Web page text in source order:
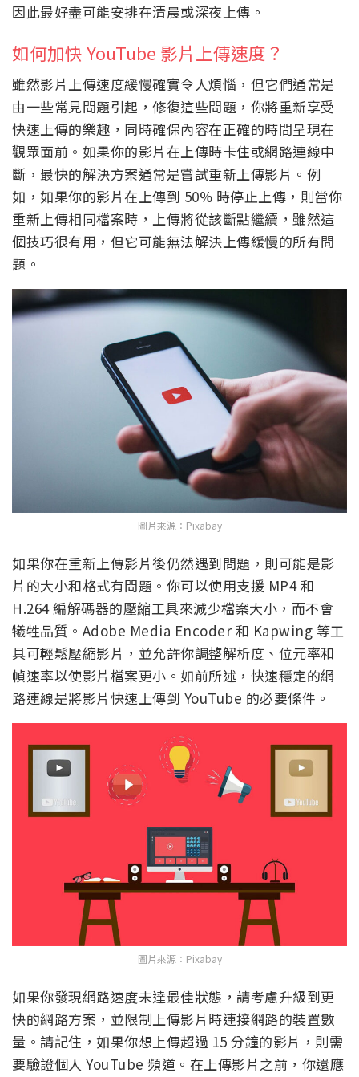
因此最好盡可能安排在清晨或深夜上傳。
如何加快 YouTube 影片上傳速度？
雖然影片上傳速度緩慢確實令人煩惱，但它們通常是
由一些常見問題引起，修復這些問題，你將重新享受
快速上傳的樂趣，同時確保內容在正確的時間呈現在
觀眾面前。如果你的影片在上傳時卡住或網路連線中
斷，最快的解決方案通常是嘗試重新上傳影片。例
如，如果你的影片在上傳到 50% 時停止上傳，則當你
重新上傳相同檔案時，上傳將從該斷點繼續，雖然這
個技巧很有用，但它可能無法解決上傳緩慢的所有問
題。
圖片來源：Pixabay
如果你在重新上傳影片後仍然遇到問題，則可能是影
片的大小和格式有問題。你可以使用支援 MP4 和
H.264 編解碼器的壓縮工具來減少檔案大小，而不會
犧牲品質。Adobe Media Encoder 和 Kapwing 等工
具可輕鬆壓縮影片，並允許你調整解析度、位元率和
幀速率以使影片檔案更小。如前所述，快速穩定的網
路連線是將影片快速上傳到 YouTube 的必要條件。
圖片來源：Pixabay
如果你發現網路速度未達最佳狀態，請考慮升級到更
快的網路方案，並限制上傳影片時連接網路的裝置數
量。請記住，如果你想上傳超過 15 分鐘的影片，則需
要驗證個人 YouTube 頻道。在上傳影片之前，你還應